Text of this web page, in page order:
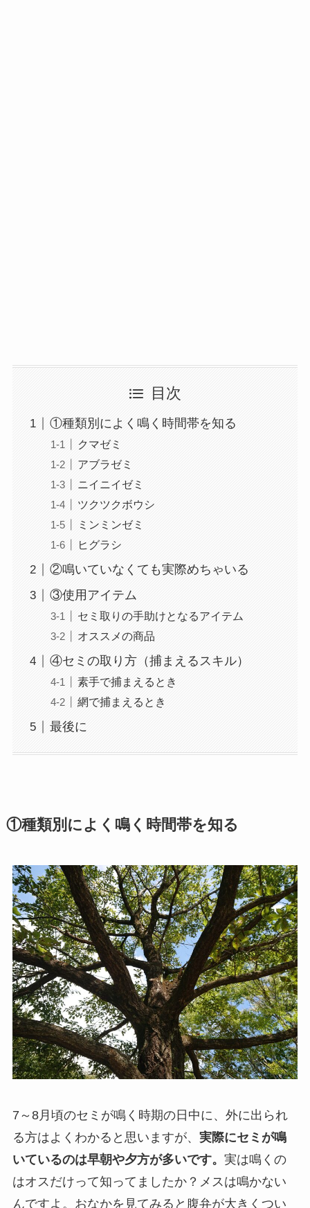
目次
①種類別によく鳴く時間帯を知る
クマゼミ
アブラゼミ
ニイニイゼミ
ツクツクボウシ
ミンミンゼミ
ヒグラシ
②鳴いていなくても実際めちゃいる
③使用アイテム
セミ取りの手助けとなるアイテム
オススメの商品
④セミの取り方（捕まえるスキル）
素手で捕まえるとき
網で捕まえるとき
最後に
①種類別によく鳴く時間帯を知る
7～8月頃のセミが鳴く時期の日中に、外に出られ
る方はよくわかると思いますが、 実際にセミが鳴
いているのは早朝や夕方が多いです。 実は鳴くの
はオスだけって知ってましたか？メスは鳴かない
んですよ。おなかを見てみると腹弁が大きくつい